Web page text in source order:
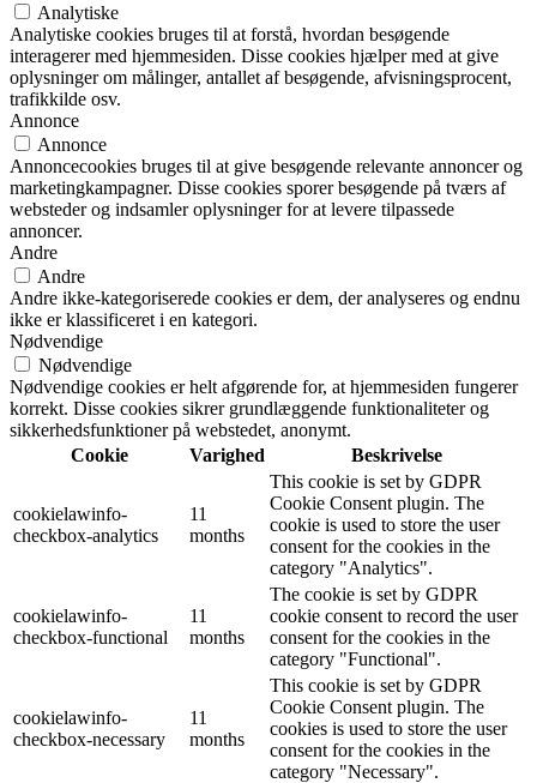
Analytiske
Analytiske cookies bruges til at forstå, hvordan besøgende
interagerer med hjemmesiden. Disse cookies hjælper med at give
oplysninger om målinger, antallet af besøgende, afvisningsprocent,
trafikkilde osv.
Annonce
Annonce
Annoncecookies bruges til at give besøgende relevante annoncer og
marketingkampagner. Disse cookies sporer besøgende på tværs af
websteder og indsamler oplysninger for at levere tilpassede
annoncer.
Andre
Andre
Andre ikke-kategoriserede cookies er dem, der analyseres og endnu
ikke er klassificeret i en kategori.
Nødvendige
Nødvendige
Nødvendige cookies er helt afgørende for, at hjemmesiden fungerer
korrekt. Disse cookies sikrer grundlæggende funktionaliteter og
sikkerhedsfunktioner på webstedet, anonymt.
Cookie
Varighed Beskrivelse
cookielawinfo-
checkbox-analytics
11
months
This cookie is set by GDPR
Cookie Consent plugin. The
cookie is used to store the user
consent for the cookies in the
category "Analytics".
cookielawinfo-
checkbox-functional
11
months
The cookie is set by GDPR
cookie consent to record the user
consent for the cookies in the
category "Functional".
cookielawinfo-
checkbox-necessary
11
months
This cookie is set by GDPR
Cookie Consent plugin. The
cookies is used to store the user
consent for the cookies in the
category "Necessary".